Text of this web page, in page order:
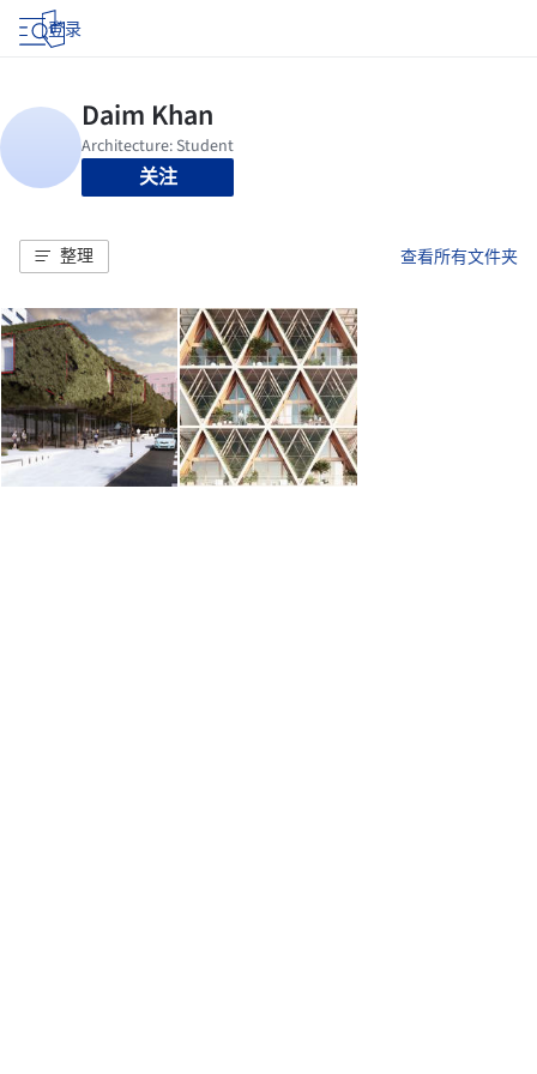
登录
关注
整理 查看所有文件夹